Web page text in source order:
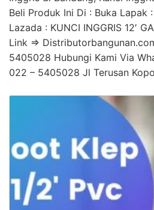
Beli Produk Ini Di : Buka Lapak
Lazada : KUNCI INGGRIS 12′
Link =>
5405028 Hubungi Kami Via
022 – 5405028 Jl Terusan